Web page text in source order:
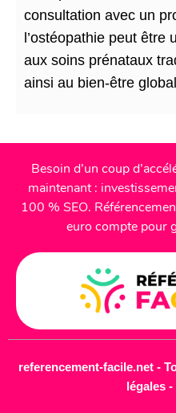
consultation avec un
l’ostéopathie peut
aux soins prénataux
ainsi au bien-être
Besoin d’un coup
maintenant :
100 % SEO.
euro compte pour
referencement-facile.net -
légales -